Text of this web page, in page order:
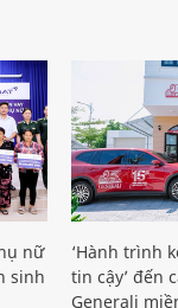
nữ
sinh
‘Hành trình
tin cậy’ đến
Generali